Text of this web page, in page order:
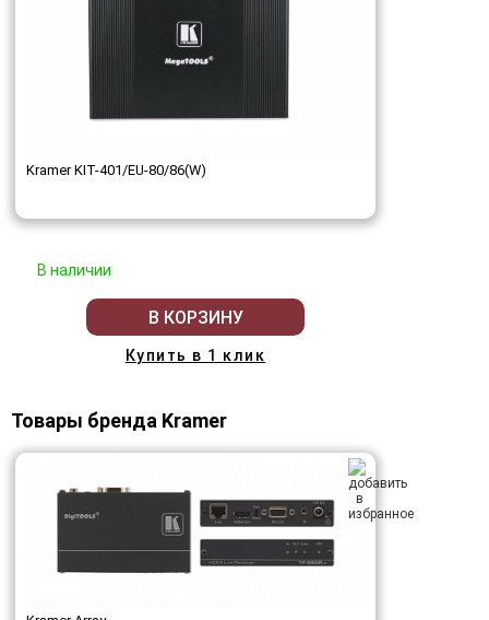
Kramer KIT-401/EU-80/86(W)
В наличии
В КОРЗИНУ
Купить в 1 клик
Товары бренда Kramer